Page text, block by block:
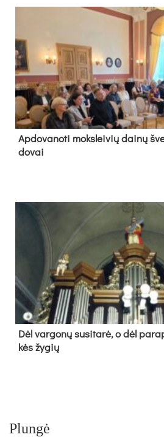
Ap­do­va­no­ti moks­lei­vių dai­nų
do­vai
Dėl var­go­nų su­si­ta­rė, o dėl
kės žy­gių
Plungė